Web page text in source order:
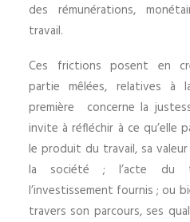
des rémunérations,
travail.
Ces frictions posent en
partie mêlées, relatives à
première concerne la
invite à réfléchir à ce qu’elle
le produit du travail, sa
la société ; l’acte du
l’investissement fournis ; ou
travers son parcours, ses